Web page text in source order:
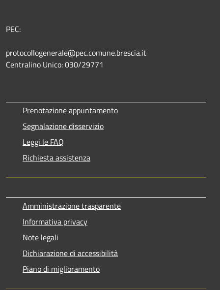
PEC:
protocollogenerale@pec.comune.brescia.it
Centralino Unico: 030/29771
Prenotazione appuntamento
Segnalazione disservizio
Leggi le FAQ
Richiesta assistenza
Amministrazione trasparente
Informativa privacy
Note legali
Dichiarazione di accessibilità
Piano di miglioramento